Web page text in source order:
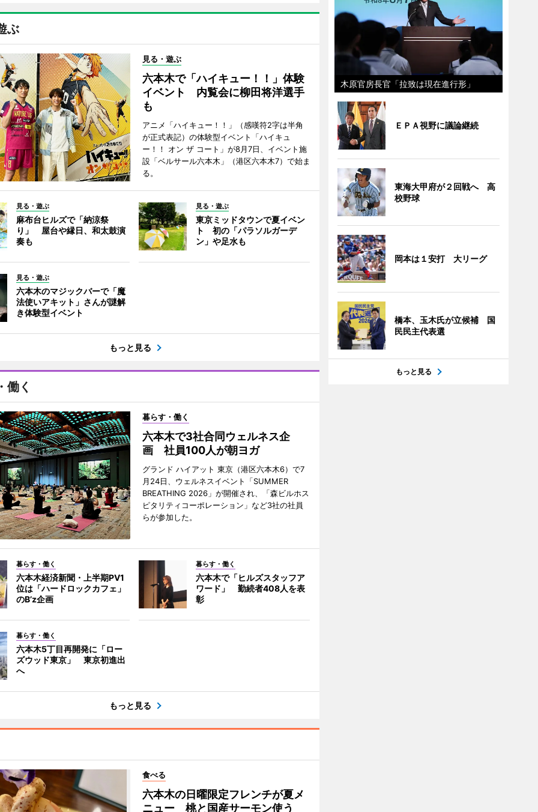
ぶ
見る・遊ぶ
六本木で「ハイキュー！！」体験
イベント 内覧会に柳田将洋選手
も
アニメ「ハイキュー！！」（感嘆符2字は半角
が正式表記）の体験型イベント「ハイキュ
ー！！ オン ザ コート」が8月7日、イベント施
設「ベルサール六本木」（港区六本木7）で始ま
る。
見る・遊ぶ
麻布台ヒルズで「納涼祭
り」 屋台や縁日、和太鼓演
奏も
見る・遊ぶ
東京ミッドタウンで夏イベン
ト 初の「パラソルガーデ
ン」や足水も
見る・遊ぶ
六本木のマジックバーで「魔
法使いアキット」さんが謎解
き体験型イベント
もっと見る
働く
暮らす・働く
六本木で3社合同ウェルネス企
画 社員100人が朝ヨガ
グランド ハイアット 東京（港区六本木6）で7
月24日、ウェルネスイベント「SUMMER
BREATHING 2026」が開催され、「森ビルホス
ピタリティコーポレーション」など3社の社員
らが参加した。
暮らす・働く
六本木経済新聞・上半期PV1
位は「ハードロックカフェ」
のB’z企画
暮らす・働く
六本木で「ヒルズスタッフア
ワード」 勤続者408人を表
彰
暮らす・働く
六本木5丁目再開発に「ロー
ズウッド東京」 東京初進出
へ
もっと見る
食べる
六本木の日曜限定フレンチが夏メ
ニュー 桃と国産サーモン使う
木原官房長官「拉致は現在進行形」
ＥＰＡ視野に議論継続
東海大甲府が２回戦へ 高
校野球
岡本は１安打 大リーグ
橋本、玉木氏が立候補 国
民民主代表選
もっと見る